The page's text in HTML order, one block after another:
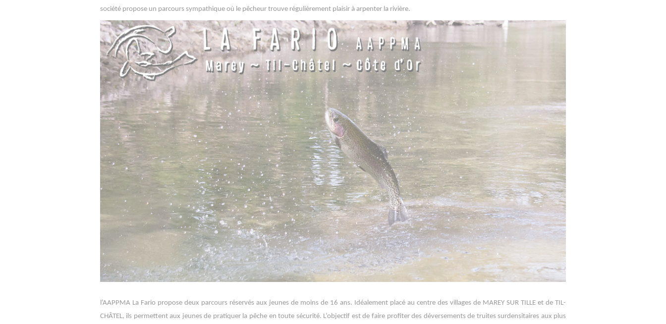
société propose un parcours sympathique où le pêcheur trouve régulièrement plaisir à arpenter la rivière.
l’AAPPMA La Fario propose deux parcours réservés aux jeunes de moins de 16 ans. Idéalement placé au centre des villages de MAREY SUR TILLE et de TIL-
CHÂTEL, ils permettent aux jeunes de pratiquer la pêche en toute sécurité. L’objectif est de faire profiter des déversements de truites surdensitaires aux plus